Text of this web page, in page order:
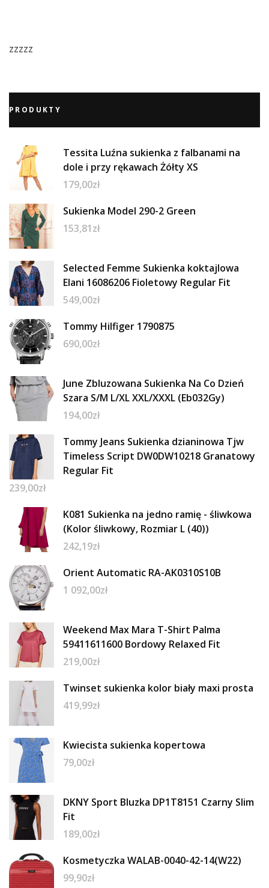
zzzzz
PRODUKTY
Tessita Luźna sukienka z falbanami na
dole i przy rękawach Żółty XS
179,00zł
Sukienka Model 290-2 Green
153,81zł
Selected Femme Sukienka koktajlowa
Elani 16086206 Fioletowy Regular Fit
549,00zł
Tommy Hilfiger 1790875
690,00zł
June Zbluzowana Sukienka Na Co Dzień
Szara S/M L/XL XXL/XXXL (Eb032Gy)
194,00zł
Tommy Jeans Sukienka dzianinowa Tjw
Timeless Script DW0DW10218 Granatowy
Regular Fit
239,00zł
K081 Sukienka na jedno ramię - śliwkowa
(Kolor śliwkowy, Rozmiar L (40))
242,19zł
Orient Automatic RA-AK0310S10B
1 092,00zł
Weekend Max Mara T-Shirt Palma
59411611600 Bordowy Relaxed Fit
219,00zł
Twinset sukienka kolor biały maxi prosta
419,99zł
Kwiecista sukienka kopertowa
79,00zł
DKNY Sport Bluzka DP1T8151 Czarny Slim
Fit
189,00zł
Kosmetyczka WALAB-0040-42-14(W22)
99,90zł